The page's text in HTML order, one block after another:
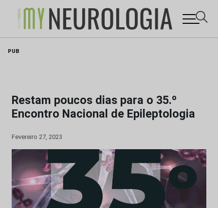
PUB
Restam poucos dias para o 35.º
Encontro Nacional de Epileptologia
Fevereiro 27, 2023